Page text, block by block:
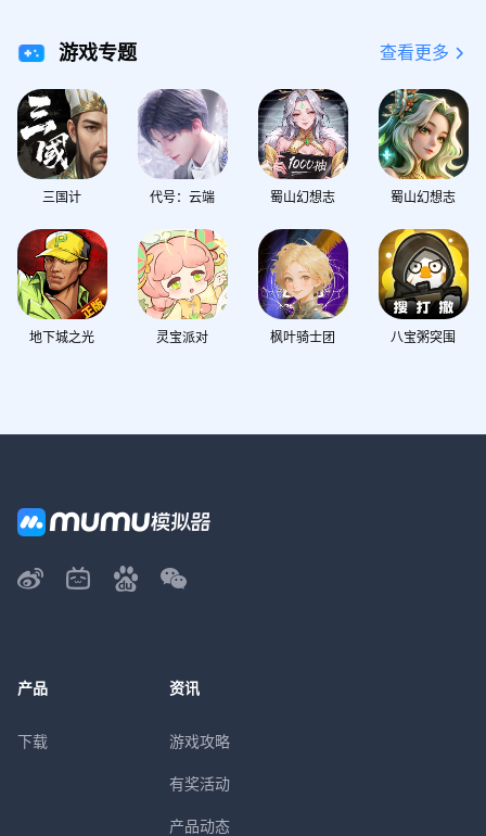
游戏专题 查看更多
三国计 代号：云端 蜀山幻想志 蜀山幻想志
地下城之光 灵宝派对 枫叶骑士团 八宝粥突围
产品
下载
资讯
游戏攻略
有奖活动
产品动态